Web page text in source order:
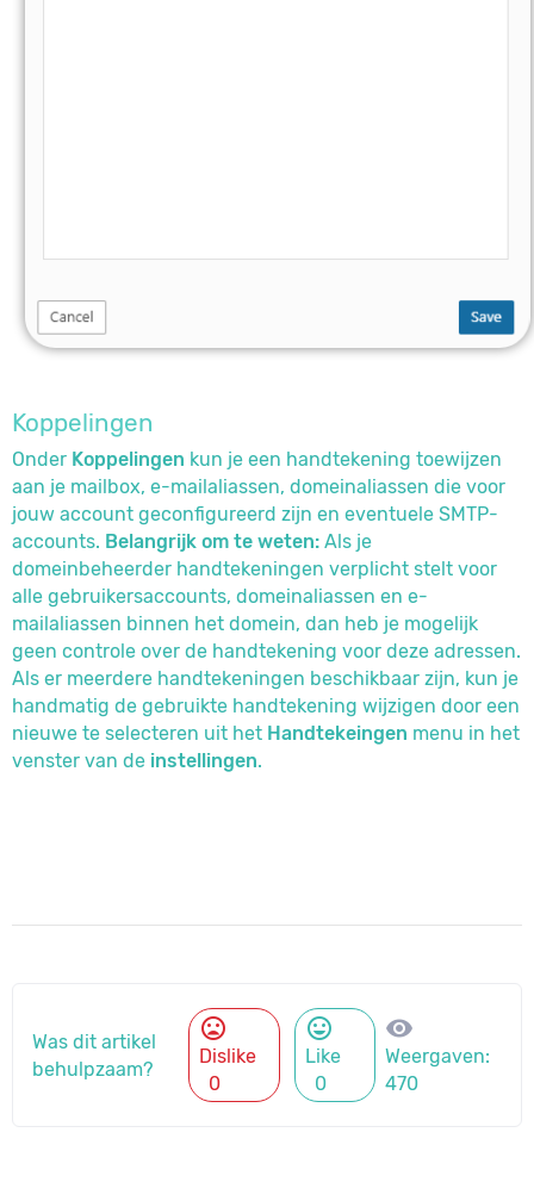
Koppelingen
Onder Koppelingen kun je een handtekening toewijzen
aan je mailbox, e-mailaliassen, domeinaliassen die voor
jouw account geconfigureerd zijn en eventuele SMTP-
accounts. Belangrijk om te weten: Als je
domeinbeheerder handtekeningen verplicht stelt voor
alle gebruikersaccounts, domeinaliassen en e-
mailaliassen binnen het domein, dan heb je mogelijk
geen controle over de handtekening voor deze adressen.
Als er meerdere handtekeningen beschikbaar zijn, kun je
handmatig de gebruikte handtekening wijzigen door een
nieuwe te selecteren uit het Handtekeingen menu in het
venster van de instellingen.
Was dit artikel
behulpzaam?
mood_bad
Dislike
0
mood
Like
0
visibility
Weergaven:
470